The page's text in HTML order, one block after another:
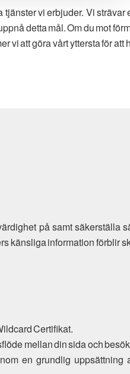
vi erbjuder. Vi strävar
detta mål. Om du mot
vi att göra vårt yttersta för att
på samt säkerställa
känsliga information förblir
Certifikat.
mellan din sida och
en grundlig uppsättning